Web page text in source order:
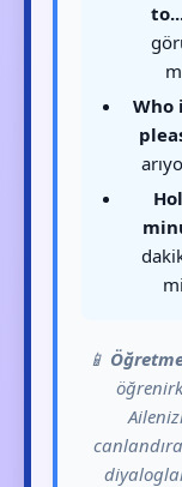
Who
📱